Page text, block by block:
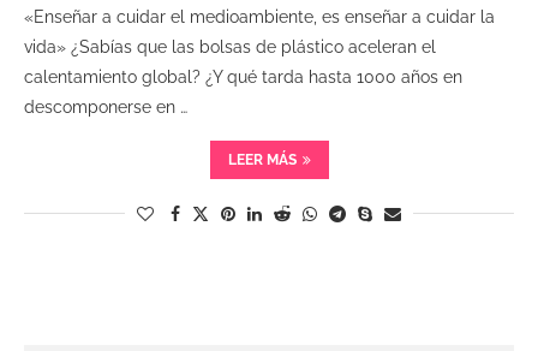
«Enseñar a cuidar el medioambiente, es enseñar a cuidar la
vida» ¿Sabías que las bolsas de plástico aceleran el
calentamiento global? ¿Y qué tarda hasta 1000 años en
descomponerse en …
LEER MÁS